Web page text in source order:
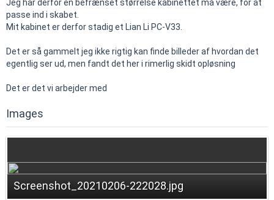
Jeg har derfor en befrænset størrelse kabinettet må være, for at
passe ind i skabet.
Mit kabinet er derfor stadig et Lian Li PC-V33.
Det er så gammelt jeg ikke rigtig kan finde billeder af hvordan det
egentlig ser ud, men fandt det her i rimerlig skidt opløsning
Det er det vi arbejder med
Images
Screenshot_20210206-222028.jpg